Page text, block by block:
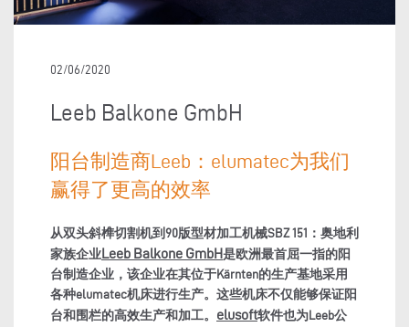
02/06/2020
Leeb Balkone GmbH
阳台制造商Leeb：elumatec为我们
赢得了更高的效率
从双头斜榫切割机到 90版型材加工机械SBZ 151 ：奥地利
家族企业Leeb Balkone GmbH是欧洲最首屈一指的阳
台制造企业，该企业在其位于Kärnten的生产基地采用
各种elumatec机床进行生产。这些机床不仅能够保证阳
台和围栏的高效生产和加工。 elusoft软件也为Leeb公